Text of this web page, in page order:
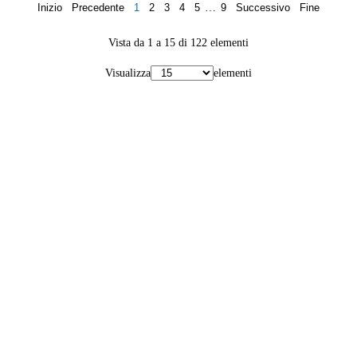
Vista da 1 a 15 di 122 elementi
Visualizza elementi
Inizio Precedente 1 2 3 4 5 9 Successivo Fine